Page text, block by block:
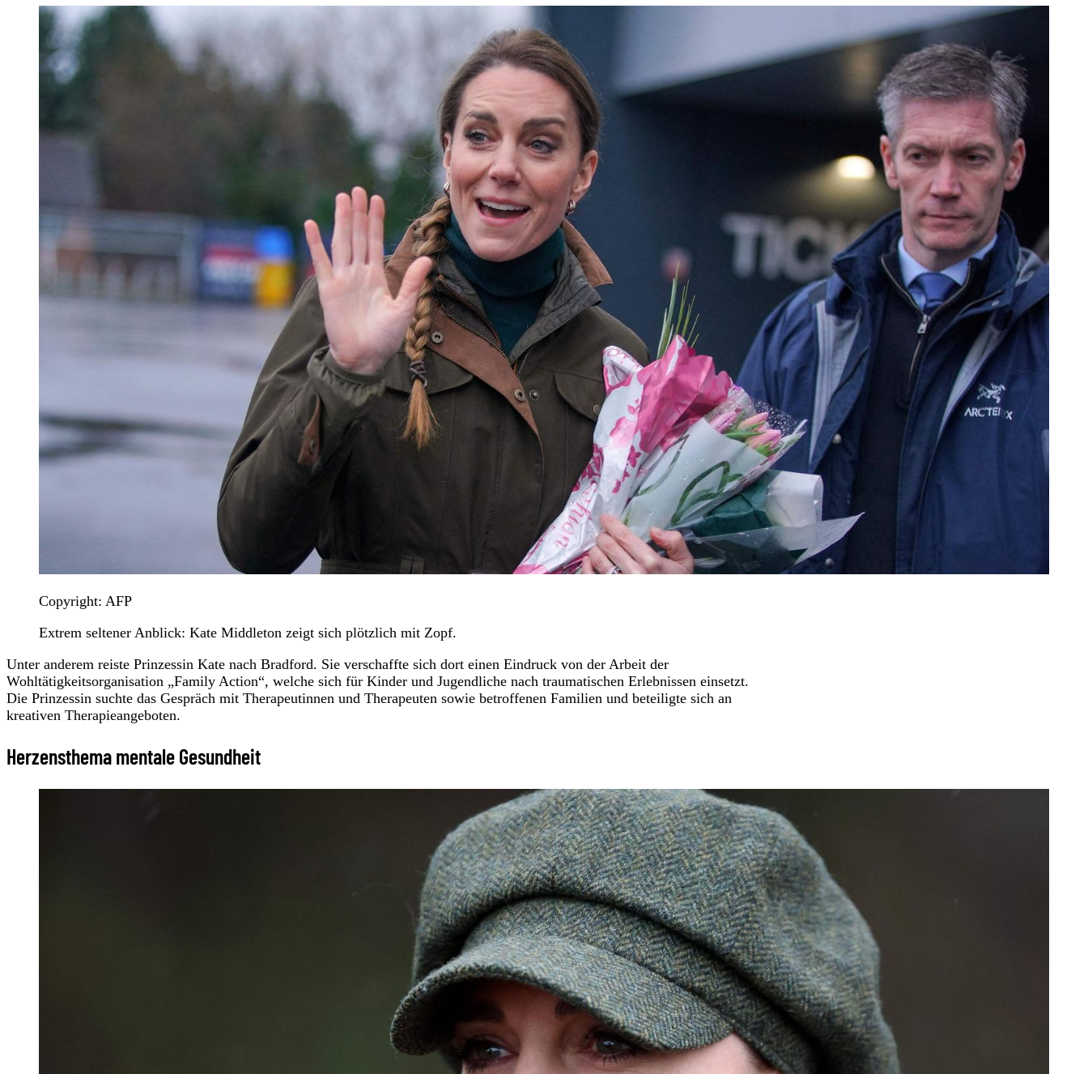
Copyright: AFP
Extrem seltener Anblick: Kate Middleton zeigt sich plötzlich mit Zopf.
Unter anderem reiste Prinzessin Kate nach Bradford. Sie verschaffte sich dort einen Eindruck von der Arbeit der
Wohltätigkeitsorganisation „Family Action“, welche sich für Kinder und Jugendliche nach traumatischen Erlebnissen einsetzt.
Die Prinzessin suchte das Gespräch mit Therapeutinnen und Therapeuten sowie betroffenen Familien und beteiligte sich an
kreativen Therapieangeboten.
Herzensthema mentale Gesundheit